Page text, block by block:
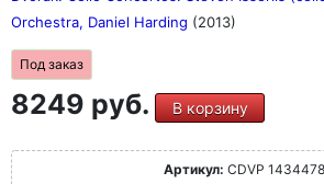
Orchestra, Daniel Harding (2013)
Под заказ
8249 руб. В корзину
Артикул: CDVP 1434478